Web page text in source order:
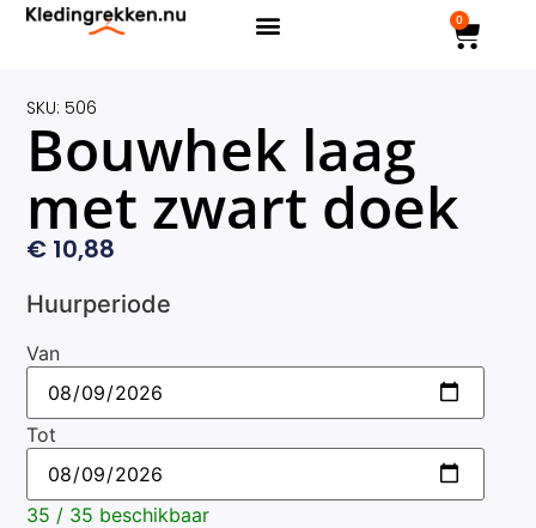
0
SKU: 506
Bouwhek laag
met zwart doek
€ 10,88
Huurperiode
Van
Tot
35 / 35 beschikbaar